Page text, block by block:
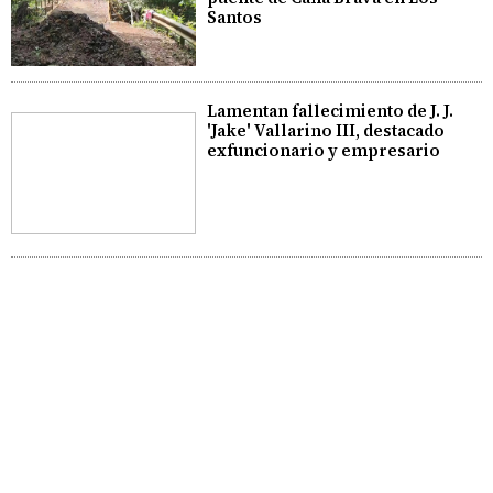
Santos
Lamentan fallecimiento de J. J.
'Jake' Vallarino III, destacado
exfuncionario y empresario